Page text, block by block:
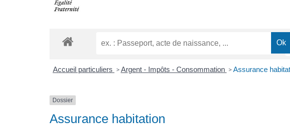
Accueil particuliers > Argent - Impôts - Consommation > Assurance
Dossier
Assurance habitation